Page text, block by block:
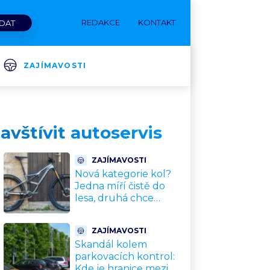
REDAKCE KONTAKT
ZAJÍMAVOSTI
autoservis
ZAJÍMAVOSTI
Nová kategorie kol?
Jedna míří čistě do
lesa, druhá chce
rozporuplné názory
ZAJÍMAVOSTI
Skandál kolem
parkovacích kontrol: